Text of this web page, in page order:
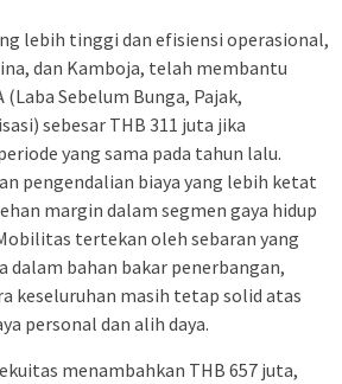
lebih tinggi dan efisiensi operasional,
dan Kamboja, telah membantu
Sebelum Bunga, Pajak,
sebesar THB 311 juta jika
yang sama pada tahun lalu.
pengendalian biaya yang lebih ketat
margin dalam segmen gaya hidup
tertekan oleh sebaran yang
bahan bakar penerbangan,
keseluruhan masih tetap solid atas
personal dan alih daya.
menambahkan THB 657 juta,